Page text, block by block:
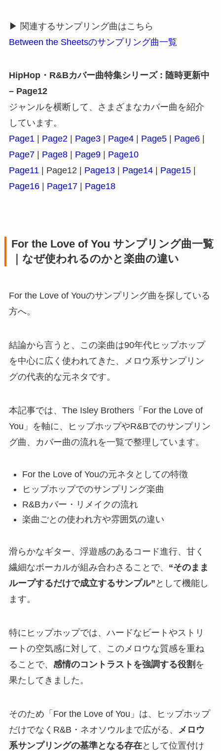
▶ 関連するサンプリング曲はこちら
Between the Sheetsのサンプリング曲一覧
HipHop・R&Bカバー曲特集シリーズ : 随時更新中
– Page12
ジャンルを横断して、さまざまなカバー曲を紹介
しています。
Page1| Page2| Page3| Page4| Page5| Page6|
Page7| Page8| Page9| Page10
Page11| Page12 | Page13| Page14| Page15|
Page16| Page17| Page18
For the Love of You サンプリング曲一覧
｜なぜ使われるのかと楽曲の違い
For the Love of Youのサンプリング曲を探している
方へ。
結論から言うと、この楽曲は90年代ヒップホップ
を中心に広く使われてきた、メロウ系サンプリン
グの代表的な元ネタです。
本記事では、The Isley Brothers「For the Love of
You」を軸に、ヒップホップやR&Bでのサンプリン
グ曲、カバー曲の流れを一覧で整理しています。
For the Love of Youの元ネタとしての特徴
ヒップホップでのサンプリング楽曲
R&Bカバー・リメイクの流れ
楽曲ごとの使われ方や雰囲気の違い
滑らかなギター、浮遊感のあるコード進行、甘く
繊細なボーカルが組み合わさることで、 “そのまま
ループするだけで成立するサンプル” として機能し
ます。
特にヒップホップでは、ハードなビートやストリ
ートの空気感に対して、このメロウな質感を重ね
ることで、 感情のコントラストを強調する役割 を
果たしてきました。
そのため「For the Love of You」は、ヒップホップ
だけでなくR&B・ネオソウルまで広がる、
メロウ
系サンプリングの基準となる存在として位置付け